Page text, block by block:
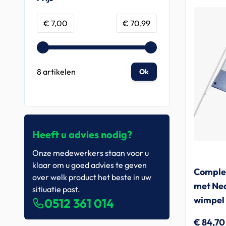
Minimum value
€ 7,00 Maximum value
€ 70,99
8 artikelen Ok
Heeft u advies nodig?
Onze medewerkers staan voor u
klaar om u goed advies te geven
over welk product het beste in uw
sitiuatie past.
0512 361 014
met
wimpel
€ 84,70